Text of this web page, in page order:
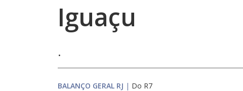
Iguaçu
.
BALANÇO GERAL RJ | Do R7